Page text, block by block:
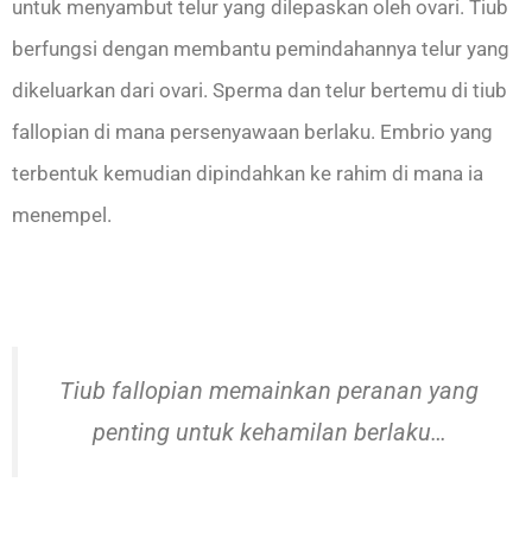
untuk menyambut telur yang dilepaskan oleh ovari. Tiub
berfungsi dengan membantu pemindahannya telur yang
dikeluarkan dari ovari. Sperma dan telur bertemu di tiub
fallopian di mana persenyawaan berlaku. Embrio yang
terbentuk kemudian dipindahkan ke rahim di mana ia
menempel.
Tiub fallopian memainkan peranan yang
penting untuk kehamilan berlaku…